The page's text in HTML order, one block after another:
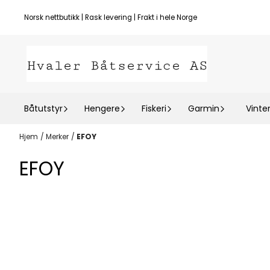
Hopp til innhold
Norsk nettbutikk | Rask levering | Frakt i hele Norge
Båtutstyr Hengere Fiskeri Garmin
Hjem / Merker / EFOY
EFOY